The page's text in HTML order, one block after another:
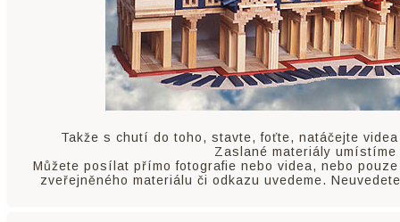
Takže s chutí do toho, stavte, foťte, natáčejte
Zaslané materiály
Můžete posílat přímo fotografie nebo videa, nebo
zveřejněného materiálu či odkazu uvedeme.